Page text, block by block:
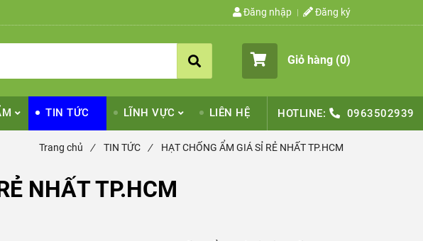
Đăng nhập Đăng ký
Giỏ hàng (0)
TIN TỨC LĨNH VỰC LIÊN HỆ HOTLINE: 0963502939
Trang chủ / TIN TỨC / HẠT CHỐNG ẨM GIÁ SỈ RẺ NHẤT TP.HCM
NHẤT TP.HCM